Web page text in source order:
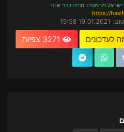
ישראל מבצעת ניסויים בבני אדם
https://
15:58
לעדכונים